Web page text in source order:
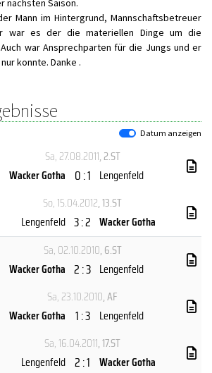
nächsten Saison.
Mann im Hintergrund, Mannschaftsbetreuer
war es der die materiellen Dinge um die
war Ansprechparten für die Jungs und er
konnte. Danke .
Datum anzeigen
Sa, 27.08.2011, 2.ST
Wacker Gotha 0 : 1 Lengenfeld
So, 15.04.2012, 13.ST
Lengenfeld 3 : 2 Wacker Gotha
Sa, 02.10.2010, 6.ST
Wacker Gotha 2 : 3 Lengenfeld
Sa, 23.10.2010, AF
Wacker Gotha 1 : 3 Lengenfeld
Sa, 16.04.2011, 17.ST
Lengenfeld 2 : 1 Wacker Gotha